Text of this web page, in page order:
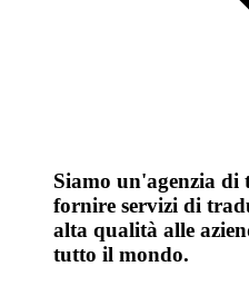
Siamo un'agenzia di
fornire servizi di
alta qualità alle
tutto il mondo.